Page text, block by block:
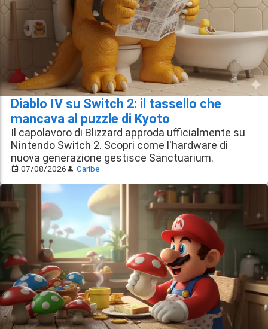
Diablo IV su Switch 2: il tassello che
mancava al puzzle di Kyoto
Il capolavoro di Blizzard approda ufficialmente su
Nintendo Switch 2. Scopri come l'hardware di
nuova generazione gestisce Sanctuarium.
07/08/2026 Caribe